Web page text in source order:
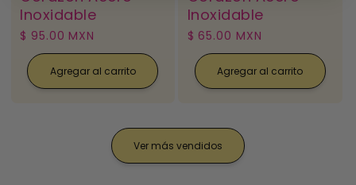
Inoxidable
Precio
habitual
$ 95.00 MXN
Agregar al carrito
Inoxidable
Precio
habitual
$ 65.00 MXN
Agregar al carrito
Ver más vendidos